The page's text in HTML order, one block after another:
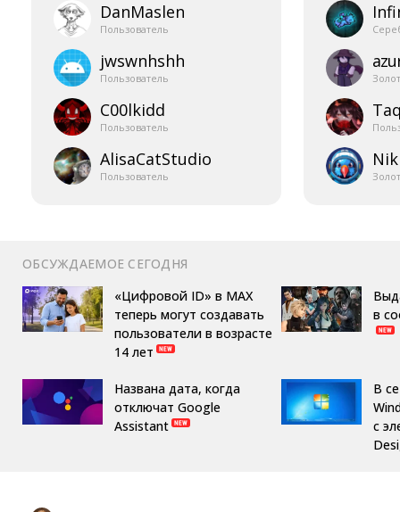
DanMaslen
Пользователь
jwswnhshh
Пользователь
C00lkidd
Пользователь
AlisaCatStudio
Пользователь
ОБСУЖДАЕМОЕ СЕГОДНЯ
«Цифровой ID» в MAX
теперь могут создавать
пользователи в возрасте
14 лет
Названа дата, когда
отключат Google
Assistant
в
В
с